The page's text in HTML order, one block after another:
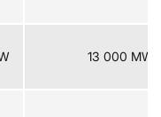
13 000 MW